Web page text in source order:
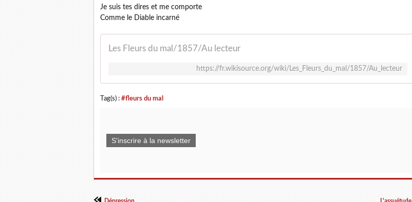
Je suis tes dires et me comporte
Comme le Diable incarné
Les Fleurs du mal/1857/Au lecteur
https://fr.wikisource.org/wiki/Les_Fleurs_du_mal/1857/Au_lecteur
Tag(s) : #fleurs du mal
S'inscrire à la newsletter